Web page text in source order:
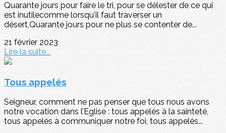
Quarante jours pour faire le tri, pour se délester de ce qui
est inutilecomme lorsqu'il faut traverser un
désert,Quarante jours pour ne plus se contenter de...
21 février 2023
Lire la suite...
Tous appelés
Seigneur, comment ne pas penser que tous nous avons
notre vocation dans l’Eglise : tous appelés à la sainteté,
tous appelés à communiquer notre foi, tous appelés...